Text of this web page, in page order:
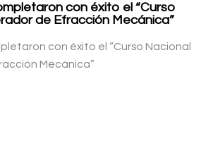
con éxito el “Curso
de Efracción Mecánica”
con éxito el “Curso Nacional
Mecánica”